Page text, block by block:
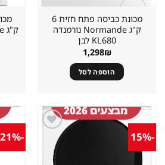
מכונת כביסה פתח חזית 6
ק"ג Normande נורמנדה
KL680 לבן
1,298₪
הוספה לסל
-15%
במועדפים
-21%